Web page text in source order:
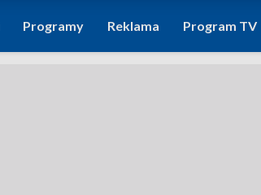
Programy Reklama Program TV